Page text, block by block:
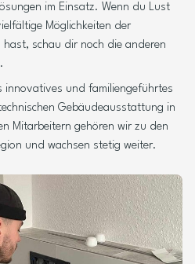
im Einsatz. Wenn du Lust
Möglichkeiten der
hast, schau dir noch die anderen
innovatives und familiengeführtes
Gebäudeausstattung in
Mitarbeitern gehören wir zu den
und wachsen stetig weiter.